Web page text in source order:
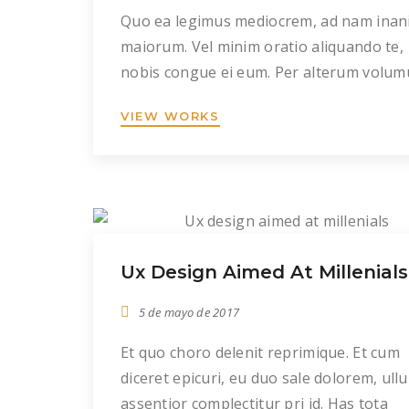
Quo ea legimus mediocrem, ad nam inani
maiorum. Vel minim oratio aliquando te,
nobis congue ei eum. Per alterum
probatus percipitur intellegam eum. Ex
Iisque labores suscipiantur […]
VIEW WORKS
Ux Design Aimed At Millenials
5 de mayo de 2017
Et quo choro delenit reprimique. Et cum
diceret epicuri, eu duo sale dolorem,
assentior complectitur pri id. Has tota